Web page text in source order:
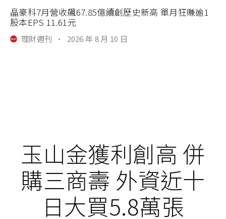
晶豪科7月營收飆67.85億續創歷史新高 單月狂賺逾1
股本EPS 11.61元
理財週刊 · 2026 年 8 月 10 日
玉山金獲利創高 併
購三商壽 外資近十
日大買5.8萬張